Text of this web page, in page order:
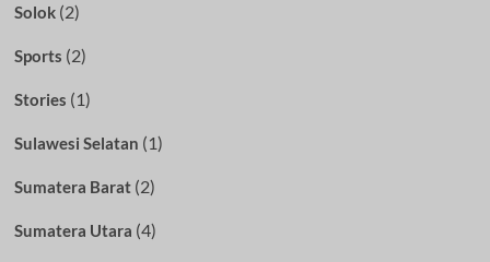
Solok(2)
Sports (2)
Stories (1)
Sulawesi Selatan (1)
Sumatera Barat(2)
Sumatera Utara (4)